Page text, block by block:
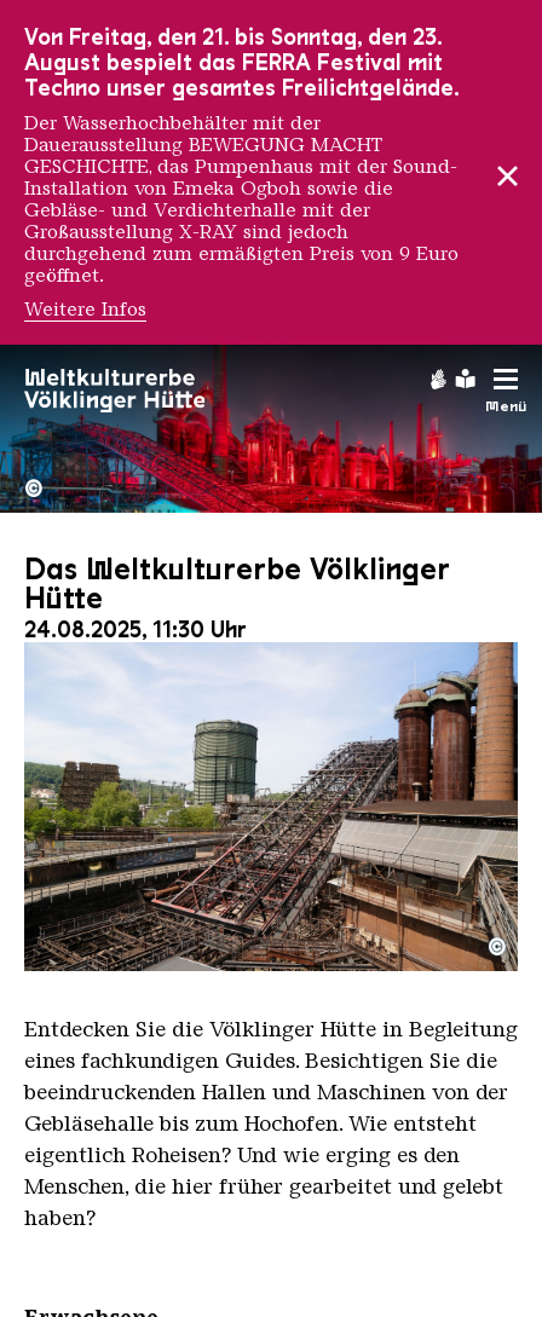
Menü
Hochofengruppe in Rot
Copyright:
©
Das Weltkulturerbe Völklinger
Hütte
24.08.2025, 11:30 Uhr
Der Erzschrägaufzug der Völklinger Hütte mit
Copyright: Weltkulturerbe Völklinger Hütte | Karl
©
Entdecken Sie die Völklinger Hütte in Begleitung
eines fachkundigen Guides. Besichtigen Sie die
beeindruckenden Hallen und Maschinen von der
Gebläsehalle bis zum Hochofen. Wie entsteht
eigentlich Roheisen? Und wie erging es den
Menschen, die hier früher gearbeitet und gelebt
haben?
Von Freitag, den 21. bis Sonntag, den 23.
August bespielt das FERRA Festival mit
Techno unser gesamtes Freilichtgelände.
Der Wasserhochbehälter mit der
Dauerausstellung BEWEGUNG MACHT
GESCHICHTE, das Pumpenhaus mit der Sound-
Installation von Emeka Ogboh sowie die
Gebläse- und Verdichterhalle mit der
Großausstellung X-RAY sind jedoch
durchgehend zum ermäßigten Preis von 9 Euro
geöffnet.
Weitere Infos